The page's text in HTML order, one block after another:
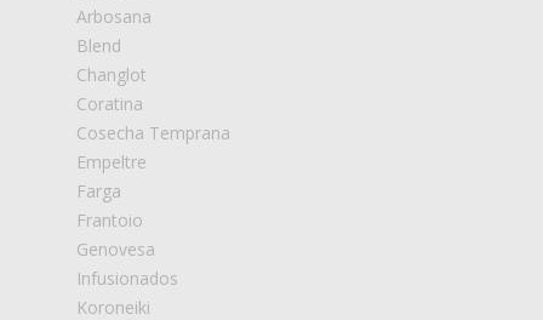
Arbosana
Blend
Changlot
Coratina
Cosecha Temprana
Empeltre
Farga
Frantoio
Genovesa
Infusionados
Koroneiki